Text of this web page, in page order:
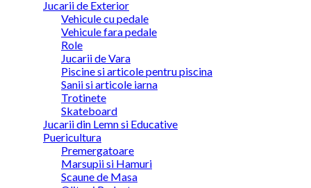
Jucarii de Exterior
Vehicule cu pedale
Vehicule fara pedale
Role
Jucarii de Vara
Piscine si articole pentru piscina
Sanii si articole iarna
Trotinete
Skateboard
Jucarii din Lemn si Educative
Puericultura
Premergatoare
Marsupii si Hamuri
Scaune de Masa